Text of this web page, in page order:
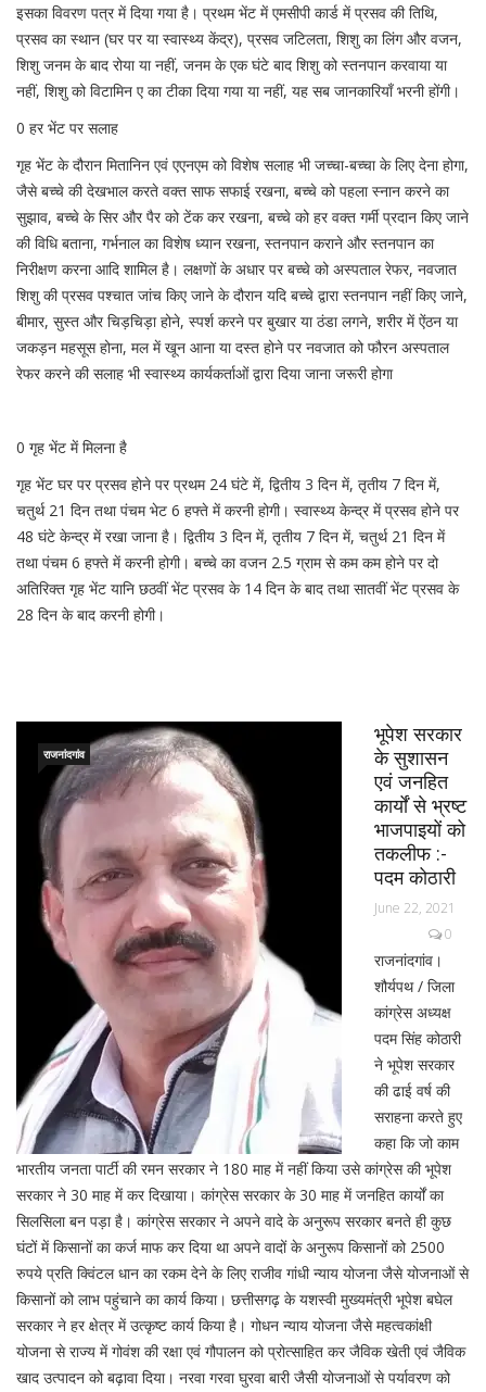
इसका विवरण पत्र में दिया गया है। प्रथम भेंट में एमसीपी कार्ड में प्रसव की तिथि,
प्रसव का स्थान (घर पर या स्वास्थ्य केंद्र), प्रसव जटिलता, शिशु का लिंग और वजन,
शिशु जनम के बाद रोया या नहीं, जनम के एक घंटे बाद शिशु को स्तनपान करवाया या
नहीं, शिशु को विटामिन ए का टीका दिया गया या नहीं, यह सब जानकारियाँ भरनी होंगी।
0 हर भेंट पर सलाह
गृह भेंट के दौरान मितानिन एवं एएनएम को विशेष सलाह भी जच्चा-बच्चा के लिए देना होगा,
जैसे बच्चे की देखभाल करते वक्त साफ सफाई रखना, बच्चे को पहला स्नान करने का
सुझाव, बच्चे के सिर और पैर को टेंक कर रखना, बच्चे को हर वक्त गर्मी प्रदान किए जाने
की विधि बताना, गर्भनाल का विशेष ध्यान रखना, स्तनपान कराने और स्तनपान का
निरीक्षण करना आदि शामिल है। लक्षणों के अधार पर बच्चे को अस्पताल रेफर, नवजात
शिशु की प्रसव पश्चात जांच किए जाने के दौरान यदि बच्चे द्वारा स्तनपान नहीं किए जाने,
बीमार, सुस्त और चिड़चिड़ा होने, स्पर्श करने पर बुखार या ठंडा लगने, शरीर में ऐंठन या
जकड़न महसूस होना, मल में खून आना या दस्त होने पर नवजात को फौरन अस्पताल
रेफर करने की सलाह भी स्वास्थ्य कार्यकर्ताओं द्वारा दिया जाना जरूरी होगा
0 गृह भेंट में मिलना है
गृह भेंट घर पर प्रसव होने पर प्रथम 24 घंटे में, द्वितीय 3 दिन में, तृतीय 7 दिन में,
चतुर्थ 21 दिन तथा पंचम भेट 6 हफ्ते में करनी होगी। स्वास्थ्य केन्द्र में प्रसव होने पर
48 घंटे केन्द्र में रखा जाना है। द्वितीय 3 दिन में, तृतीय 7 दिन में, चतुर्थ 21 दिन में
तथा पंचम 6 हफ्ते में करनी होगी। बच्चे का वजन 2.5 ग्राम से कम कम होने पर दो
अतिरिक्त गृह भेंट यानि छठवीं भेंट प्रसव के 14 दिन के बाद तथा सातवीं भेंट प्रसव के
28 दिन के बाद करनी होगी।
राजनांदगांव
भूपेश सरकार
के सुशासन
एवं जनहित
कार्यों से भ्रष्ट
भाजपाइयों को
तकलीफ :-
पदम कोठारी
June 22, 2021
0
राजनांदगांव।
शौर्यपथ / जिला
कांग्रेस अध्यक्ष
पदम सिंह कोठारी
ने भूपेश सरकार
की ढाई वर्ष की
सराहना करते हुए
कहा कि जो काम
भारतीय जनता पार्टी की रमन सरकार ने 180 माह में नहीं किया उसे कांग्रेस की भूपेश
सरकार ने 30 माह में कर दिखाया। कांग्रेस सरकार के 30 माह में जनहित कार्यों का
सिलसिला बन पड़ा है। कांग्रेस सरकार ने अपने वादे के अनुरूप सरकार बनते ही कुछ
घंटों में किसानों का कर्ज माफ कर दिया था अपने वादों के अनुरूप किसानों को 2500
रुपये प्रति क्विंटल धान का रकम देने के लिए राजीव गांधी न्याय योजना जैसे योजनाओं से
किसानों को लाभ पहुंचाने का कार्य किया। छत्तीसगढ़ के यशस्वी मुख्यमंत्री भूपेश बघेल
सरकार ने हर क्षेत्र में उत्कृष्ट कार्य किया है। गोधन न्याय योजना जैसे महत्वकांक्षी
योजना से राज्य में गोवंश की रक्षा एवं गौपालन को प्रोत्साहित कर जैविक खेती एवं जैविक
खाद उत्पादन को बढ़ावा दिया। नरवा गरवा घुरवा बारी जैसी योजनाओं से पर्यावरण को